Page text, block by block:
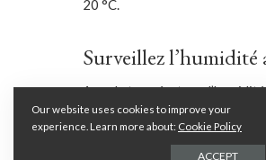
20 °C.
Surveillez l’humidité
Avec la température,
achetés lors d’unepromotion
tandis qu’un environnement
Our website uses cookies to improve your
experience. Learn more about: Cookie Policy
ACCEPT